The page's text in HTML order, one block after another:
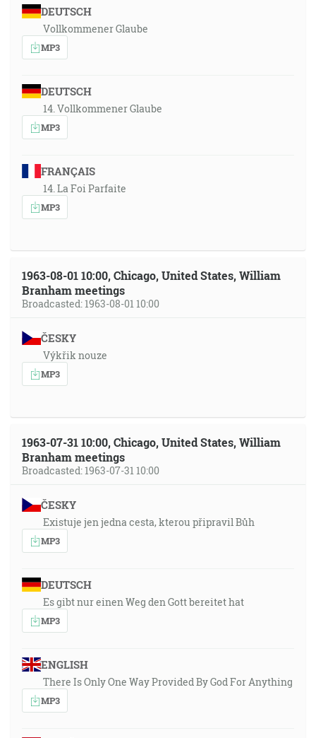
DEUTSCH
Vollkommener Glaube
MP3
DEUTSCH
14. Vollkommener Glaube
MP3
FRANÇAIS
14. La Foi Parfaite
MP3
1963-08-01 10:00, Chicago, United States, William
Branham meetings
Broadcasted: 1963-08-01 10:00
ČESKY
Výkřik nouze
MP3
1963-07-31 10:00, Chicago, United States, William
Branham meetings
Broadcasted: 1963-07-31 10:00
ČESKY
Existuje jen jedna cesta, kterou připravil Bůh
MP3
DEUTSCH
Es gibt nur einen Weg den Gott bereitet hat
MP3
ENGLISH
There Is Only One Way Provided By God For Anything
MP3